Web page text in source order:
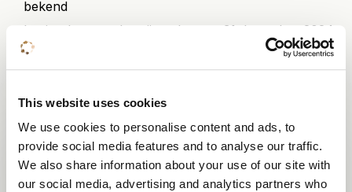
This website uses cookies
We use cookies to personalise content and ads, to
provide social media features and to analyse our traffic.
We also share information about your use of our site with
our social media, advertising and analytics partners who
bekend
Inwisselen van de prijzen kan tot 31 december 2024,
op basis van beschikbaarheid
Deel deze pagina
Delen
Delen
Delen
Delen
KopiërenDelen